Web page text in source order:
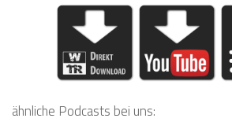
ähnliche Podcasts bei uns: